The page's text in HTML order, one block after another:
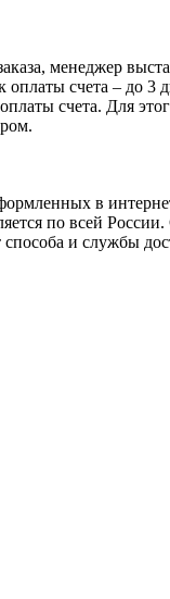
менеджер
оплаты счета – до 3
счета. Для
в
по всей
способа и службы